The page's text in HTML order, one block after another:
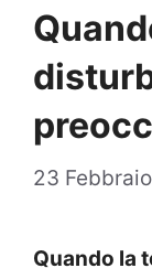
23
Quando la